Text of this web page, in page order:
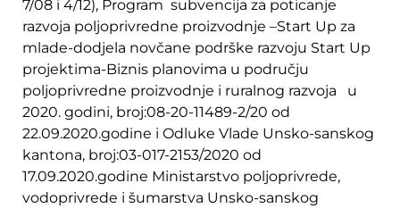
7/08 i 4/12), Program subvencija za poticanje
razvoja poljoprivredne proizvodnje –Start Up za
mlade-dodjela novčane podrške razvoju Start Up
projektima-Biznis planovima u području
poljoprivredne proizvodnje i ruralnog razvoja u
2020. godini, broj:08-20-11489-2/20 od
22.09.2020.godine i Odluke Vlade Unsko-sanskog
kantona, broj:03-017-2153/2020 od
17.09.2020.godine Ministarstvo poljoprivrede,
vodoprivrede i šumarstva Unsko-sanskog